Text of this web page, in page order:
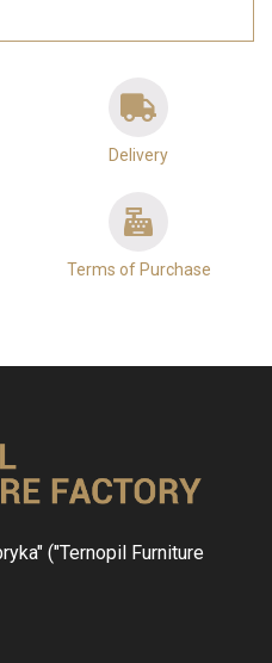
Delivery
Terms of Purchase
("Ternopil Furniture